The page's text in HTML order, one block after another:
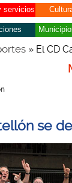
servicios
» El CD
se